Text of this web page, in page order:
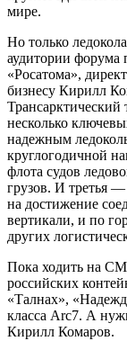
мире.
Но только
аудитории форума
«Росатома»,
бизнесу Кирилл
несколько
надежным
круглогодичной
флота судов
грузов. И третья
на достижение
вертикали, и по
других
Пока ходить на
российских
«Талнах»,
класса Arc7. А
Кирилл Комаров.